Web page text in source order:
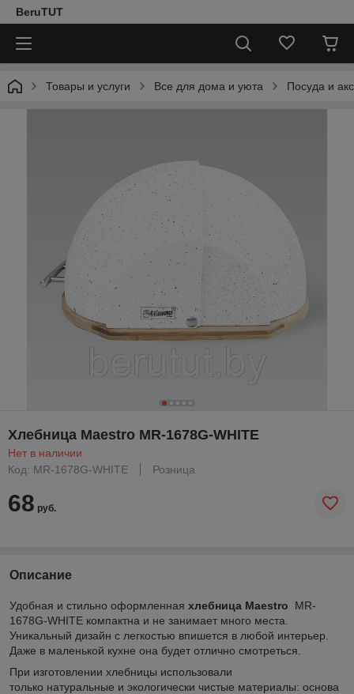
BeruTUT
Товары и услуги Все для дома и уюта Посуда и
Хлебница Maestro MR-1678G-WHITE
Нет в наличии
Код: MR-1678G-WHITE
Розница
68 руб.
Описание
Удобная и стильно оформленная хлебница Maestro
MR-
1678G-WHITE компактна и не занимает много места.
Уникальный дизайн с легкостью впишется в любой интерьер.
Даже в маленькой кухне она будет отлично смотреться.
При изготовлении хлебницы использовали
только натуральные и экологически чистые материалы: основа